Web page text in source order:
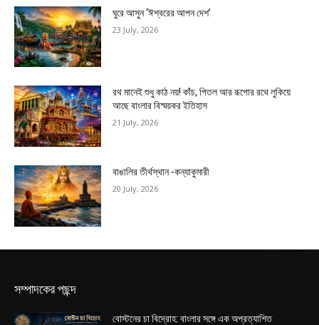
ঘুরে আসুন ‘ঈশ্বরের আপন দেশ’
23 July, 2026
রথ মানেই শুধু কাঠ নয়! কাঁচ, পিতল আর রূপোর রথে লুকিয়ে
আছে বাংলার বিস্ময়কর ইতিহাস
21 July, 2026
বাঙালির তীর্থস্থান -কন্যাকুমারী
20 July, 2026
সম্পাদকের পছন্দ
বোস্টনের চা বিদ্রোহ: বাংলার সঙ্গে এক অপ্রত্যাশিত